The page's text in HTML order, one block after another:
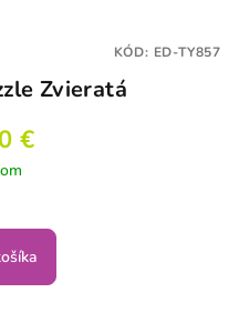
Zvieratá
€
KÓD: ED-TY857